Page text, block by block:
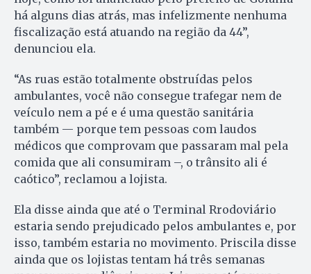
há alguns dias atrás, mas infelizmente nenhuma
fiscalização está atuando na região da 44”,
denunciou ela.
“As ruas estão totalmente obstruídas pelos
ambulantes, você não consegue trafegar nem de
veículo nem a pé e é uma questão sanitária
também — porque tem pessoas com laudos
médicos que comprovam que passaram mal pela
comida que ali consumiram –, o trânsito ali é
caótico”, reclamou a lojista.
Ela disse ainda que até o Terminal Rrodoviário
estaria sendo prejudicado pelos ambulantes e, por
isso, também estaria no movimento. Priscila disse
ainda que os lojistas tentam há três semanas